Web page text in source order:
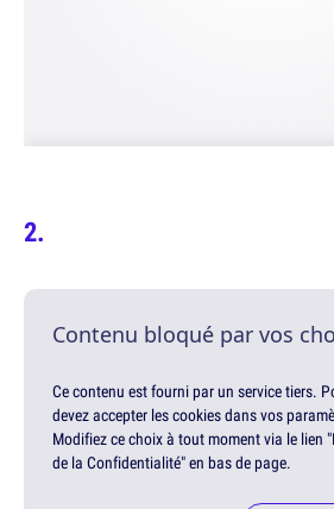
Contenu bloqué par vos
Ce contenu est fourni par un service tiers.
devez accepter les cookies dans vos
Modifiez ce choix à tout moment via le lien
de la Confidentialité" en bas de page.